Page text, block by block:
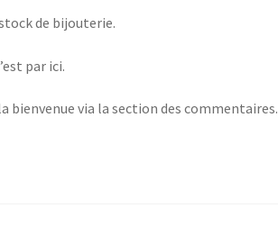
de bijouterie.
par ici.
via la section des commentaires.